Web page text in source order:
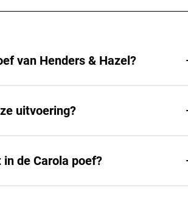
van Henders & Hazel?
uitvoering?
de Carola poef?